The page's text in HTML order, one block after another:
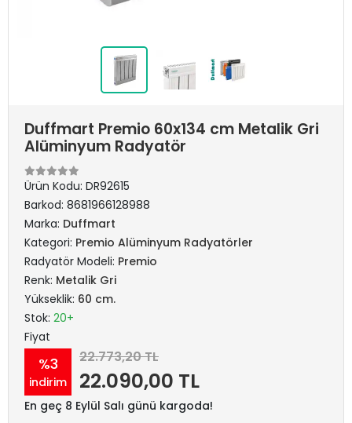
Duffmart Premio 60x134 cm Metalik Gri
Alüminyum Radyatör
Ürün Kodu: DR92615
Barkod: 8681966128988
Marka: Duffmart
Kategori: Premio Alüminyum Radyatörler
Radyatör Modeli: Premio
Renk: Metalik Gri
Yükseklik: 60 cm.
Stok: 20+
Fiyat
%3
indirim
22.773,20 TL
22.090,00 TL
En geç 8 Eylül Salı günü kargoda!